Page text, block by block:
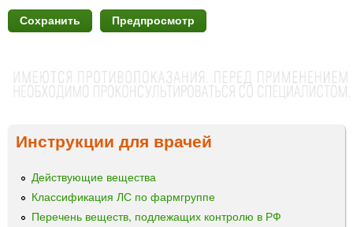
Инструкции для врачей
Действующие вещества
Классификация ЛС по фармгруппе
Перечень веществ, подлежащих контролю в РФ